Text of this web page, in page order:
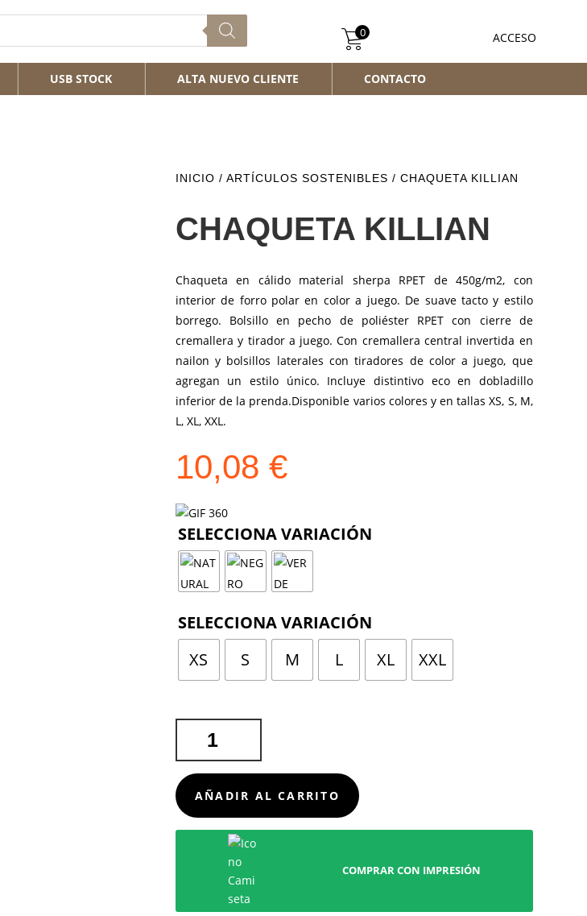
ACCESO
0
USB STOCK ALTA NUEVO CLIENTE CONTACTO
INICIO / ARTÍCULOS SOSTENIBLES / CHAQUETA KILLIAN
CHAQUETA KILLIAN
Chaqueta en cálido material sherpa RPET de 450g/m2, con
interior de forro polar en color a juego. De suave tacto y estilo
borrego. Bolsillo en pecho de poliéster RPET con cierre de
cremallera y tirador a juego. Con cremallera central invertida en
nailon y bolsillos laterales con tiradores de color a juego, que
agregan un estilo único. Incluye distintivo eco en dobladillo
inferior de la prenda.Disponible varios colores y en tallas XS, S, M,
L, XL, XXL.
10,08 €
XS
S M L XL XXL
KILLIAN
CANTIDAD
AÑADIR AL CARRITO
COMPRAR CON IMPRESIÓN